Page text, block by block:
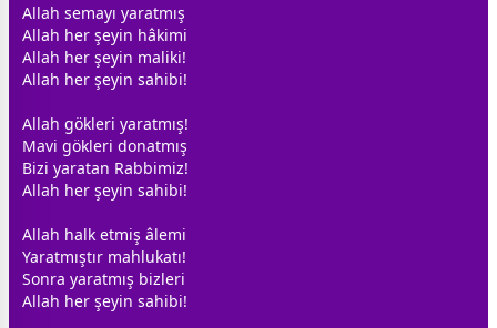
Allah semayı yaratmış
Allah her şeyin hâkimi
Allah her şeyin maliki!
Allah her şeyin sahibi!
Allah gökleri yaratmış!
Mavi gökleri donatmış
Bizi yaratan Rabbimiz!
Allah her şeyin sahibi!
Allah halk etmiş âlemi
Yaratmıştır mahlukatı!
Sonra yaratmış bizleri
Allah her şeyin sahibi!